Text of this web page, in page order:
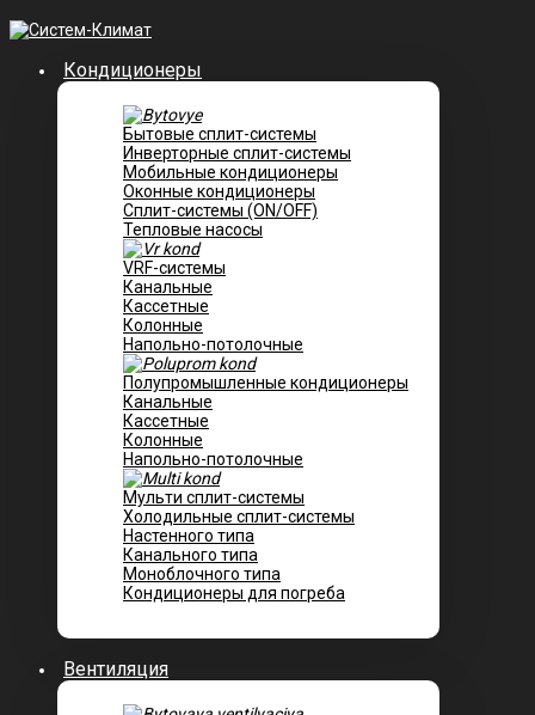
Кондиционеры
Бытовые сплит-системы
Инверторные сплит-системы
Мобильные кондиционеры
Оконные кондиционеры
Сплит-системы (ON/OFF)
Тепловые насосы
VRF-системы
Канальные
Касcетные
Колонные
Напольно-потолочные
Полупромышленные кондиционеры
Канальные
Кассетные
Колонные
Напольно-потолочные
Мульти сплит-системы
Холодильные сплит-системы
Настенного типа
Канального типа
Моноблочного типа
Кондиционеры для погреба
Вентиляция